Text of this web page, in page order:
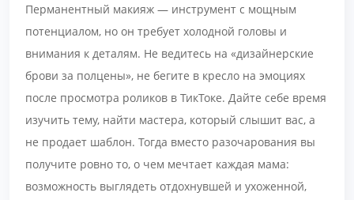
Перманентный макияж — инструмент с мощным
потенциалом, но он требует холодной головы и
внимания к деталям. Не ведитесь на «дизайнерские
брови за полцены», не бегите в кресло на эмоциях
после просмотра роликов в ТикТоке. Дайте себе время
изучить тему, найти мастера, который слышит вас, а
не продает шаблон. Тогда вместо разочарования вы
получите ровно то, о чем мечтает каждая мама:
возможность выглядеть отдохнувшей и ухоженной,